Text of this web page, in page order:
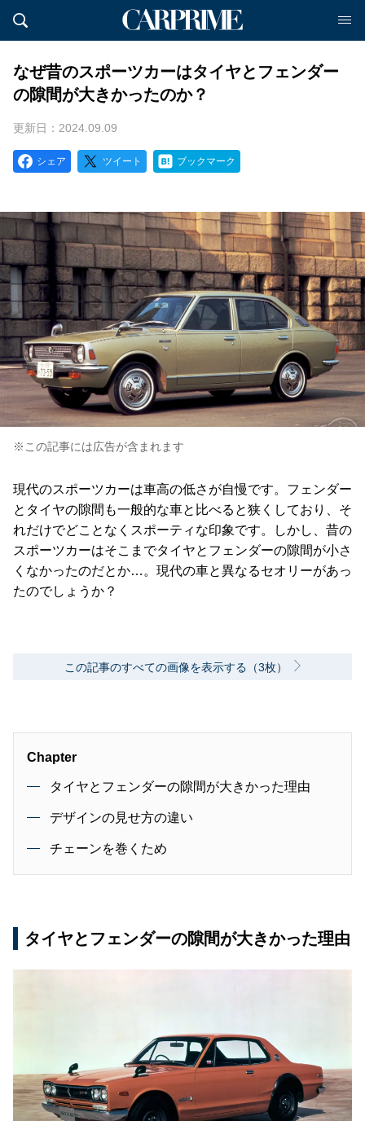
なぜ昔のスポーツカーはタイヤとフェンダー
の隙間が大きかったのか？
更新日：2024.09.09
シェア ツイート ブックマーク
※この記事には広告が含まれます
現代のスポーツカーは車高の低さが自慢です。フェンダー
とタイヤの隙間も一般的な車と比べると狭くしており、そ
れだけでどことなくスポーティな印象です。しかし、昔の
スポーツカーはそこまでタイヤとフェンダーの隙間が小さ
くなかったのだとか…。現代の車と異なるセオリーがあっ
たのでしょうか？
この記事のすべての画像を表示する（3枚）
Chapter
タイヤとフェンダーの隙間が大きかった理由
デザインの見せ方の違い
チェーンを巻くため
タイヤとフェンダーの隙間が大きかった理由